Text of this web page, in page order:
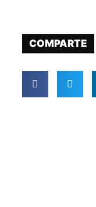
COMPARTE